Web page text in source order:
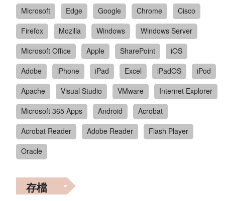
Microsoft Edge Google Chrome
Cisco
Firefox
Mozilla Windows
Windows Server
Microsoft Office
Apple SharePoint
iOS
Adobe
iPhone iPad Excel iPadOS
iPod
Apache
Visual Studio VMware
Internet Explorer
Microsoft 365 Apps
Android
Acrobat
Acrobat Reader
Adobe Reader
Flash Player
Oracle
存檔